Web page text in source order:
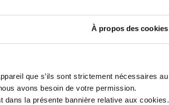
À propos des cookies
que s’ils sont strictement nécessaires au
avons besoin de votre permission.
la présente bannière relative aux cookies.
être